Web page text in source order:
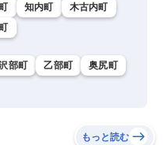
知内町
木古内町
部町 乙部町
奥尻町
もっと読む